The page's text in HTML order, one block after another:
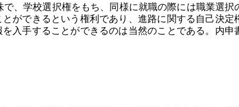
、学校選択権をもち、同様に就職の際には職業選択
ができるという権利であり、進路に関する自己決定
入手することができるのは当然のことである。内申